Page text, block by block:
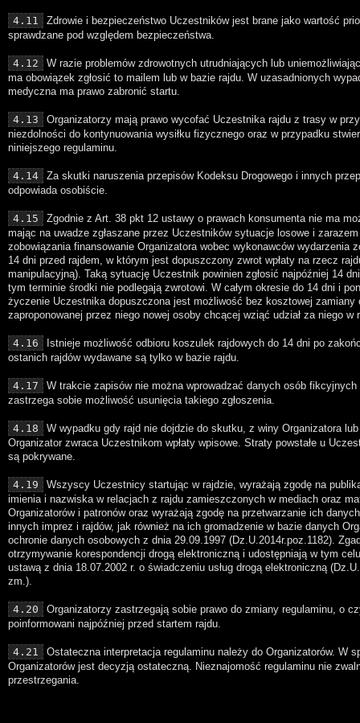
4.11
Zdrowie i bezpieczeństwo Uczestników jest brane jako wartość
sprawdzane pod względem bezpieczeństwa.
4.12
W razie problemów zdrowotnych utrudniających lub
ma obowiązek zgłosić to mailem lub w bazie rajdu. W uzasadnionych
medyczna ma prawo zabronić startu.
4.13
Organizatorzy mają prawo wycofać Uczestnika rajdu z trasy w
niezdolności do kontynuowania wysiłku fizycznego oraz w przypadku
niniejszego regulaminu.
4.14
Za skutki naruszenia przepisów Kodeksu Drogowego i innych
odpowiada osobiście.
4.15
Zgodnie z Art. 38 pkt 12 ustawy o prawach konsumenta nie ma
mając na uwadze zgłaszane przez Uczestników sytuacje losowe i
zobowiązania finansowanie Organizatora wobec wykonawców wydarzenia
14 dni przed rajdem, w którym jest dopuszczony zwrot wpłaty na rzecz
manipulacyjną). Taką sytuację Uczestnik powinien zgłosić najpóźniej 14
tym terminie środki nie podlegają zwrotowi. W całym okresie do 14 dni i
życzenie Uczestnika dopuszczona jest możliwość bez kosztowej zamiany
zaproponowanej przez niego nowej osoby chcącej wziąć udział za niego w
4.16
Istnieje możliwość odbioru koszulek rajdowych do 14 dni po
ostanich rajdów wydawane są tylko w bazie rajdu.
4.17
W trakcie zapisów nie można wprowadzać danych osób
zastrzega sobie możliwość usunięcia takiego zgłoszenia.
4.18
W wypadku gdy rajd nie dojdzie do skutku, z winy Organizatora
Organizator zwraca Uczestnikom wpłaty wpisowe. Straty powstałe u
są pokrywane.
4.19
Wszyscy Uczestnicy startując w rajdzie, wyrażają zgodę na
imienia i nazwiska w relacjach z rajdu zamieszczonych w mediach oraz
Organizatorów i patronów oraz wyrażają zgodę na przetwarzanie ich
innych imprez i rajdów, jak również na ich gromadzenie w bazie danych
ochronie danych osobowych z dnia 29.09.1997 (Dz.U.2014r.poz.1182).
otrzymywanie korespondencji drogą elektroniczną i udostępniają w tym
ustawą z dnia 18.07.2002 r. o świadczeniu usług drogą elektroniczną
zm.).
4.20
Organizatorzy zastrzegają sobie prawo do zmiany regulaminu, o
poinformowani najpóźniej przed startem rajdu.
4.21
Ostateczna interpretacja regulaminu należy do Organizatorów. W
Organizatorów jest decyzją ostateczną. Nieznajomość regulaminu nie
przestrzegania.